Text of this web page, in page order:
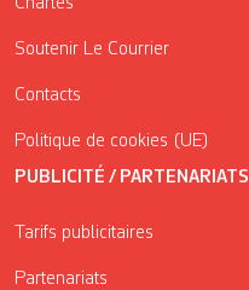
Soutenir Le Courrier
Contacts
Politique de cookies (UE)
PUBLICITÉ / PARTENARIATS
Tarifs publicitaires
Partenariats